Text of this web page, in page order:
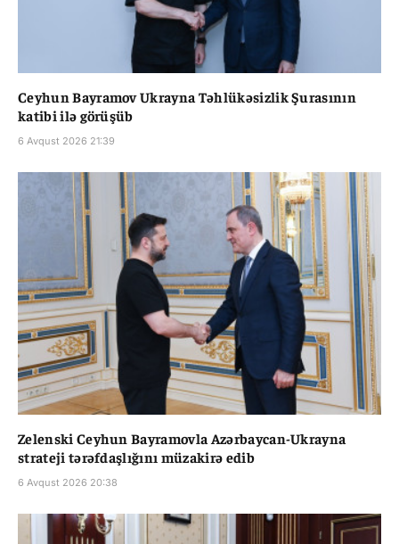
Ceyhun Bayramov Ukrayna Təhlükəsizlik Şurasının
katibi ilə görüşüb
6 Avqust 2026 21:39
Zelenski Ceyhun Bayramovla Azərbaycan-Ukrayna
strateji tərəfdaşlığını müzakirə edib
6 Avqust 2026 20:38